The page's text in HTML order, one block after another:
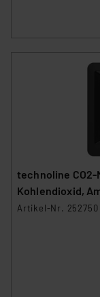
technoline CO2-
Kohlendioxid,
Artikel-Nr. 252750